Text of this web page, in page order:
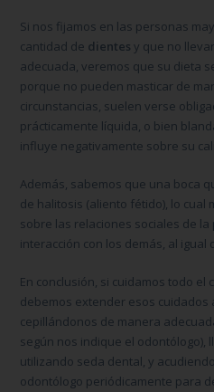
Si nos fijamos en las personas
cantidad de dientes y que no
adecuada, veremos que su dieta
porque no pueden masticar de
circunstancias, suelen verse
prácticamente líquida, o bien
influye negativamente sobre su
Además, sabemos que una boca
de halitosis (aliento fétido), lo
sobre las relaciones sociales de
interacción con los demás, al igual
En conclusión, si cuidamos todo el
debemos extender esos cuidados
cepillándonos de manera
según nos indique el odontólogo),
utilizando seda dental, y
odontólogo periódicamente para